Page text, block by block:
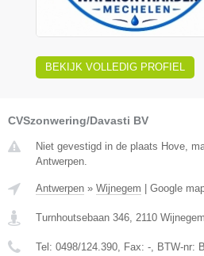
BEKIJK VOLLEDIG PROFIEL
CVSzonwering/Davasti BV
Niet gevestigd in de plaats Hove,
Antwerpen.
Antwerpen » Wijnegem Google
Turnhoutsebaan 346, 2110 Wijnegem
Tel: 0498/124.390, Fax: -, BTW-nr: